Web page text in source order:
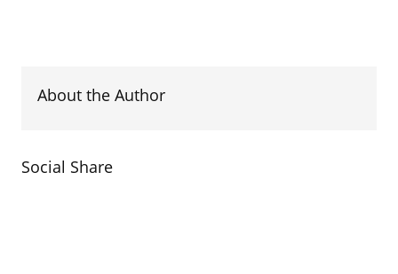
About the Author
Social Share